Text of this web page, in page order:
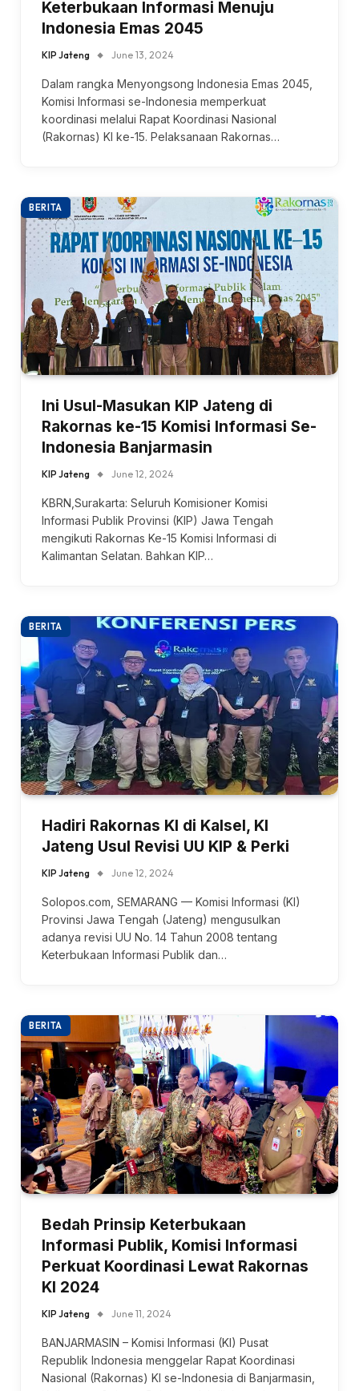
Keterbukaan Informasi Menuju
Indonesia Emas 2045
KIP Jateng June 13, 2024
Dalam rangka Menyongsong Indonesia Emas 2045,
Komisi Informasi se-Indonesia memperkuat
koordinasi melalui Rapat Koordinasi Nasional
(Rakornas) KI ke-15. Pelaksanaan Rakornas…
BERITA
Ini Usul-Masukan KIP Jateng di
Rakornas ke-15 Komisi Informasi Se-
Indonesia Banjarmasin
KIP Jateng June 12, 2024
KBRN,Surakarta: Seluruh Komisioner Komisi
Informasi Publik Provinsi (KIP) Jawa Tengah
mengikuti Rakornas Ke-15 Komisi Informasi di
Kalimantan Selatan. Bahkan KIP…
BERITA
Hadiri Rakornas KI di Kalsel, KI
Jateng Usul Revisi UU KIP & Perki
KIP Jateng June 12, 2024
Solopos.com, SEMARANG — Komisi Informasi (KI)
Provinsi Jawa Tengah (Jateng) mengusulkan
adanya revisi UU No. 14 Tahun 2008 tentang
Keterbukaan Informasi Publik dan…
BERITA
Bedah Prinsip Keterbukaan
Informasi Publik, Komisi Informasi
Perkuat Koordinasi Lewat Rakornas
KI 2024
KIP Jateng June 11, 2024
BANJARMASIN – Komisi Informasi (KI) Pusat
Republik Indonesia menggelar Rapat Koordinasi
Nasional (Rakornas) KI se-Indonesia di Banjarmasin,